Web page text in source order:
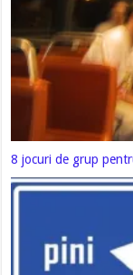
8 jocuri de grup